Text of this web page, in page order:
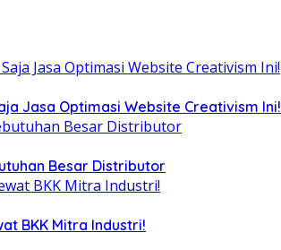
Jasa Optimasi Website Creativism Ini!
Besar Distributor
BKK Mitra Industri!